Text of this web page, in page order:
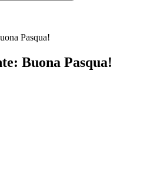
Pasqua!
Buona Pasqua!